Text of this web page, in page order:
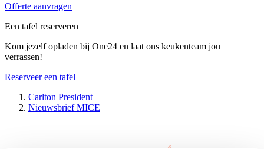
Offerte aanvragen
Een tafel reserveren
Kom jezelf opladen bij One24 en laat ons keukenteam jou
verrassen!
Reserveer een tafel
Carlton President
Nieuwsbrief MICE